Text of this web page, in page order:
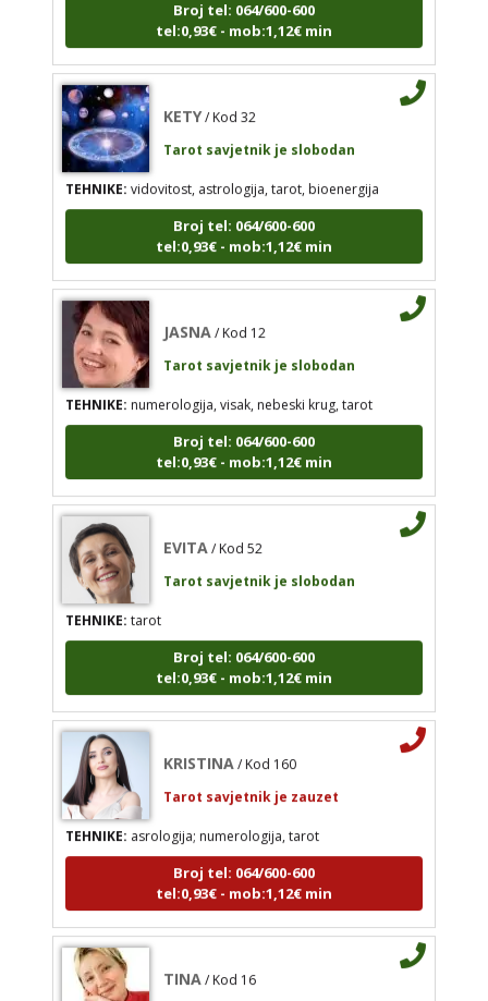
KETY/ Kod 32
Tarot savjetnik je slobodan
TEHNIKE:vidovitost, astrologija, tarot, bioenergija
Broj tel: 064/600-600
JASNA / Kod 12
Tarot savjetnik je slobodan
TEHNIKE:numerologija, visak, nebeski krug, tarot
Broj tel: 064/600-600
tel:0,93€ - mob:1,12€ min
EVITA / Kod 52
Tarot savjetnik je slobodan
TEHNIKE:
tarot
Broj tel: 064/600-600
tel:0,93€ - mob:1,12€ min
tel:0,93€ - mob:1,12€ min
TEHNIKE:vidovitost, astrologija, tarot, bioenergija
Broj tel: 064/600-600
tel:0,93€ - mob:1,12€ min
TEHNIKE:numerologija, visak, nebeski krug, tarot
Broj tel: 064/600-600
tel:0,93€ - mob:1,12€ min
TEHNIKE:tarot
Broj tel: 064/600-600
tel:0,93€ - mob:1,12€ min
TEHNIKE:asrologija; numerologija, tarot
Broj tel: 064/600-600
tel:0,93€ - mob:1,12€ min